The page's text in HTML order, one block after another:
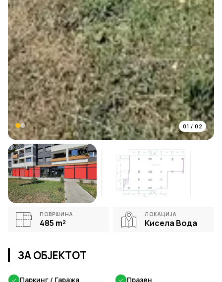
01 / 02
ПОВРШИНА
485 m²
ЛОКАЦИЈА
Кисела Вода
ЗА ОБЈЕКТОТ
✓ Паркинг / Гаража ✓ Празен